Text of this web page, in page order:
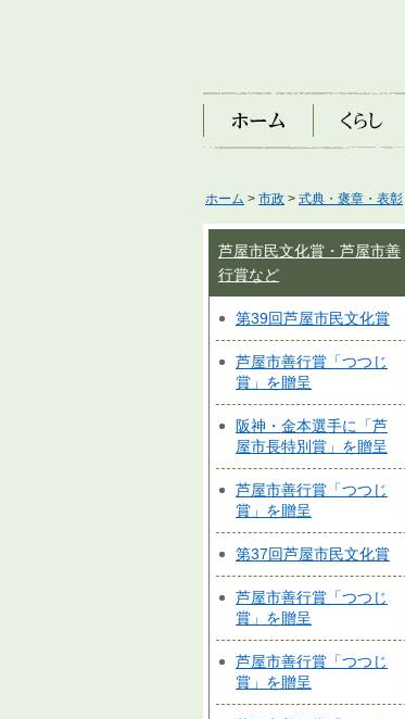
ホーム くらし
ホーム > 市政 > 式典・褒章・表彰
芦屋市民文化賞・芦屋市善
行賞など
第39回芦屋市民文化賞
芦屋市善行賞「つつじ
賞」を贈呈
阪神・金本選手に「芦
屋市長特別賞」を贈呈
芦屋市善行賞「つつじ
賞」を贈呈
第37回芦屋市民文化賞
芦屋市善行賞「つつじ
賞」を贈呈
芦屋市善行賞「つつじ
賞」を贈呈